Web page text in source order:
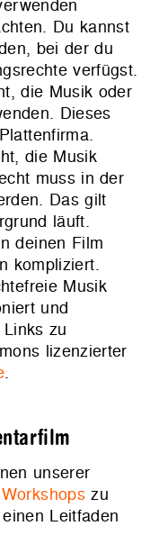
Du kannst
bei der du
verfügst.
die Musik oder
Dieses
die Musik
muss in der
Das gilt
läuft.
deinen Film
kompliziert.
Musik
und
zu
lizenzierter
.
unserer
zu
Leitfaden